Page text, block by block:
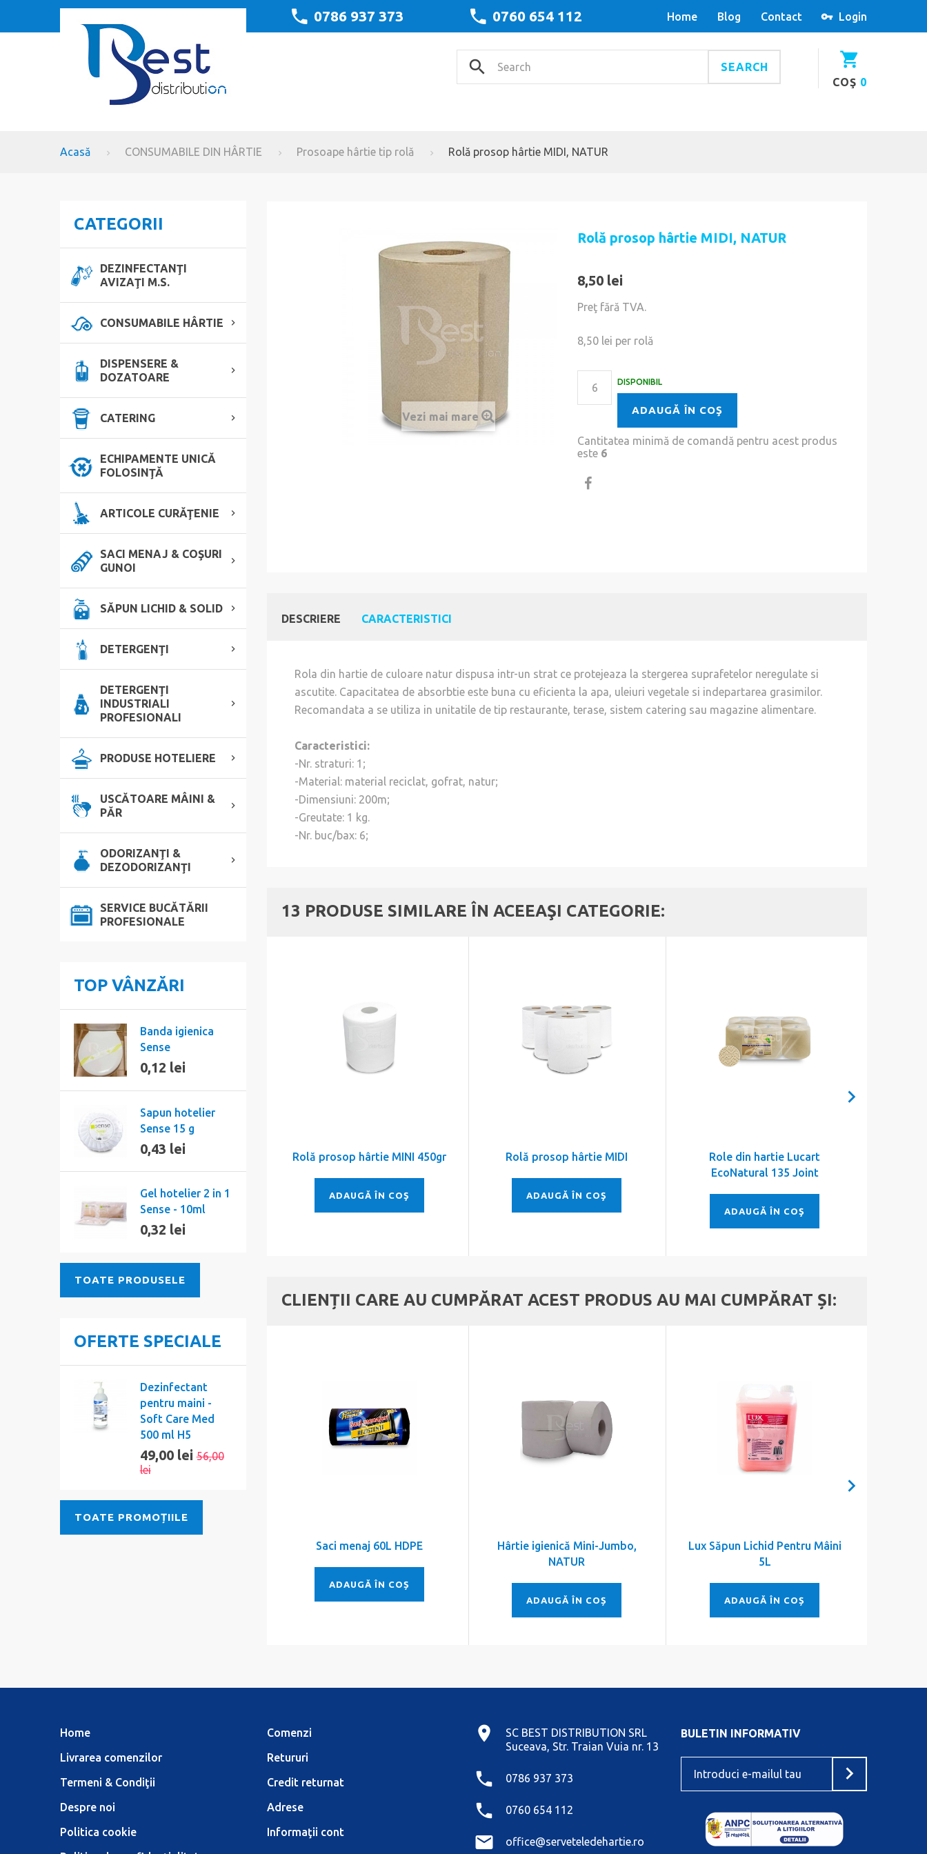
Login
Home Blog Contact
0760 654 112
0786 937 373
COŞ 0
SEARCH
Acasă CONSUMABILE DIN HÂRTIE Prosoape hârtie tip rolă Rolă prosop hârtie MIDI, NATUR
Vezi mai mare
Rolă prosop hârtie MIDI, NATUR
8,50 lei
Preţ fără TVA.
8,50 lei per rolă
DISPONIBIL
ADAUGĂ ÎN COŞ
Cantitatea minimă de comandă pentru acest produs
este 6
DESCRIERE CARACTERISTICI
Rola din hartie de culoare natur dispusa intr-un strat ce protejeaza la stergerea suprafetelor neregulate si
ascutite. Capacitatea de absorbtie este buna cu eficienta la apa, uleiuri vegetale si indepartarea grasimilor.
Recomandata a se utiliza in unitatile de tip restaurante, terase, sistem catering sau magazine alimentare.
Caracteristici:
-Nr. straturi: 1;
-Material: material reciclat, gofrat, natur;
-Dimensiuni: 200m;
-Greutate: 1 kg.
-Nr. buc/bax: 6;
13 PRODUSE SIMILARE ÎN ACEEAŞI CATEGORIE:
Rolă prosop hârtie MINI 450gr
ADAUGĂ ÎN COŞ
Rolă prosop hârtie MIDI
ADAUGĂ ÎN COŞ
Role din hartie Lucart
EcoNatural 135 Joint
ADAUGĂ ÎN COŞ
CLIENȚII CARE AU CUMPĂRAT ACEST PRODUS AU MAI CUMPĂRAT ȘI:
Saci menaj 60L HDPE
ADAUGĂ ÎN COȘ
Hârtie igienică Mini-Jumbo,
NATUR
ADAUGĂ ÎN COȘ
Lux Săpun Lichid Pentru Mâini
5L
ADAUGĂ ÎN COȘ
CATEGORII
DEZINFECTANŢI
AVIZAŢI M.S.
CONSUMABILE HÂRTIE
DISPENSERE &
DOZATOARE
CATERING
ECHIPAMENTE UNICĂ
FOLOSINŢĂ
ARTICOLE CURĂŢENIE
SACI MENAJ & COŞURI
GUNOI
SĂPUN LICHID & SOLID
DETERGENŢI
DETERGENŢI
INDUSTRIALI
PROFESIONALI
PRODUSE HOTELIERE
USCĂTOARE MÂINI &
PĂR
ODORIZANŢI &
DEZODORIZANŢI
SERVICE BUCĂTĂRII
PROFESIONALE
TOP VÂNZĂRI
Banda igienica
Sense
0,12 lei
Sapun hotelier
Sense 15 g
0,43 lei
Gel hotelier 2 in 1
Sense - 10ml
0,32 lei
TOATE PRODUSELE
OFERTE SPECIALE
Dezinfectant
pentru maini -
Soft Care Med
500 ml H5
49,00 lei56,00
lei
TOATE PROMOȚIILE
Home
Livrarea comenzilor
Termeni & Condiţii
Despre noi
Politica cookie
Comenzi
Retururi
Credit returnat
Adrese
Informaţii cont
SC BEST DISTRIBUTION SRL
Suceava, Str. Traian Vuia nr. 13
0786 937 373
0760 654 112
office@serveteledehartie.ro
BULETIN INFORMATIV